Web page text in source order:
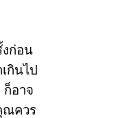
ก่อน
กินไป
อาจ
ณควร